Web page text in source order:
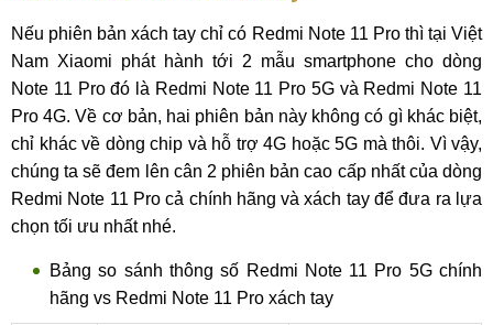
Nếu phiên bản xách tay chỉ có Redmi Note 11 Pro thì tại Việt
Nam Xiaomi phát hành tới 2 mẫu smartphone cho dòng
Note 11 Pro đó là Redmi Note 11 Pro 5G và Redmi Note 11
Pro 4G. Về cơ bản, hai phiên bản này không có gì khác biệt,
chỉ khác về dòng chip và hỗ trợ 4G hoặc 5G mà thôi. Vì vậy,
chúng ta sẽ đem lên cân 2 phiên bản cao cấp nhất của dòng
Redmi Note 11 Pro cả chính hãng và xách tay để đưa ra lựa
chọn tối ưu nhất nhé.
Bảng so sánh thông số Redmi Note 11 Pro 5G chính
hãng vs Redmi Note 11 Pro xách tay